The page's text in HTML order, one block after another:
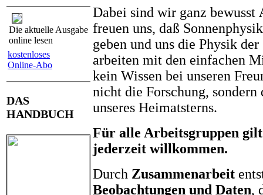
Die aktuelle Ausgabe
online lesen
kostenloses
Online-Abo
DAS
HANDBUCH
Dabei sind wir ganz bewusst
freuen uns, daß
geben und uns die Physik
arbeiten mit den einfachen
kein Wissen bei unseren
nicht die Forschung,
unseres Heimatsterns.
Für alle Arbeitsgruppen
jederzeit willkommen.
Durch Zusammenarbeit
Beobachtungen und Daten,